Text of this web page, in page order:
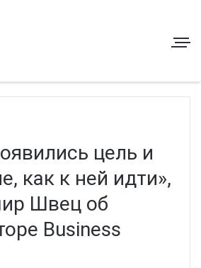
цель и
как к ней идти»,
Швец об
Business